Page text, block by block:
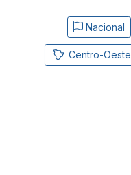
Nacional
Centro-Oeste